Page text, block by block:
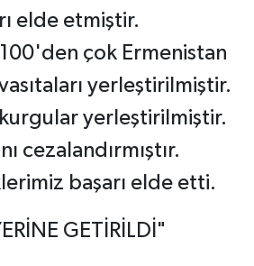
elde etmiştir.
çok Ermenistan
yerleştirilmiştir.
yerleştirilmiştir.
cezalandırmıştır.
başarı elde etti.
GETİRİLDİ"